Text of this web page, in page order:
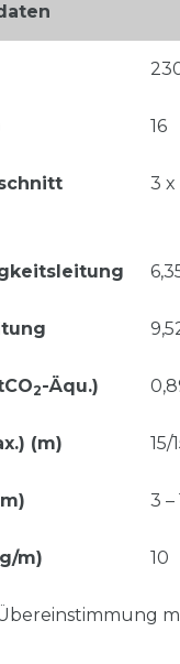
16
3 x
2-Äqu.)
(m) 15/
3 –
m) 10